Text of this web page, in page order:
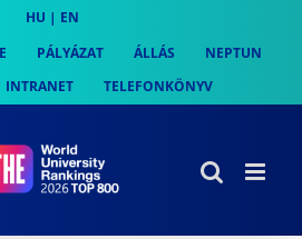
HU | EN
PÁLYÁZAT ÁLLÁS
NEPTUN
INTRANET TELEFONKÖNYV